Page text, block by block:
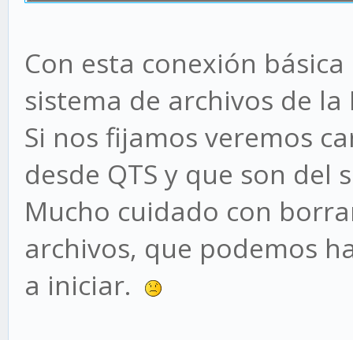
Con esta conexión
sistema de archivos de la
Si nos fijamos veremos
desde QTS y que son del
Mucho cuidado con
archivos, que podemos
a iniciar.